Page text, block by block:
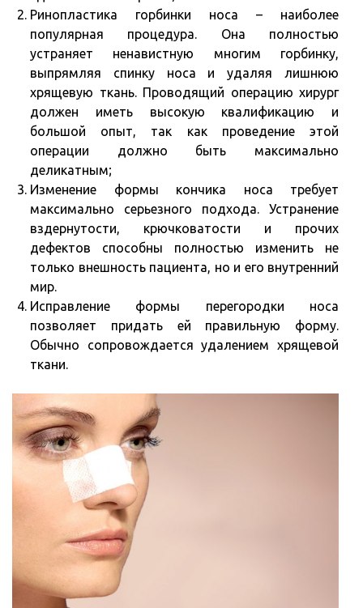
Ринопластика горбинки носа – наиболее
популярная процедура. Она полностью
устраняет ненавистную многим горбинку,
выпрямляя спинку носа и удаляя лишнюю
хрящевую ткань. Проводящий операцию хирург
должен иметь высокую квалификацию и
большой опыт, так как проведение этой
операции должно быть максимально
деликатным;
Изменение формы кончика носа требует
максимально серьезного подхода. Устранение
вздернутости, крючковатости и прочих
дефектов способны полностью изменить не
только внешность пациента, но и его внутренний
мир.
Исправление формы перегородки носа
позволяет придать ей правильную форму.
Обычно сопровождается удалением хрящевой
ткани.